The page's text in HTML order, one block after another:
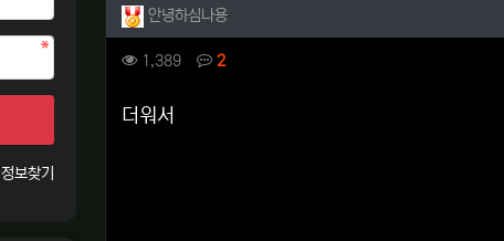
작성자 정보
안녕하심나용작성
컨텐츠 정보
1,389조회 2댓글
본문
더워서
정보찾기